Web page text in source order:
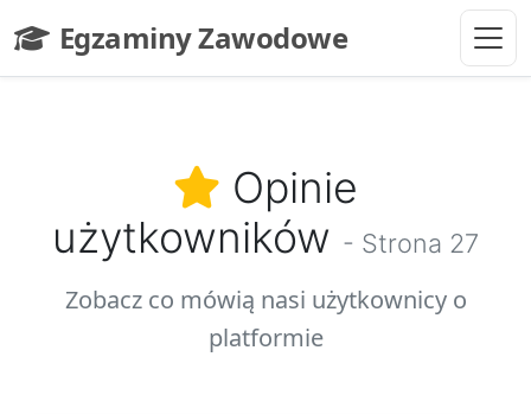
Egzaminy Zawodowe
- strona główna
Opinie
użytkowników - Strona 27
Zobacz co mówią nasi użytkownicy o
platformie